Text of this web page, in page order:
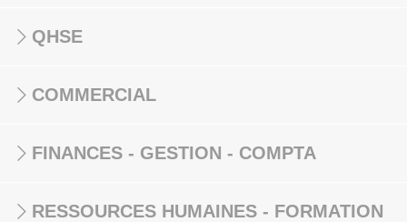
QHSE
COMMERCIAL
FINANCES - GESTION - COMPTA
RESSOURCES HUMAINES - FORMATION